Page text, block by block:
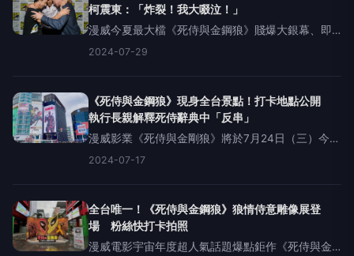
柯震東：「炸裂！我大啜泣！」
漫威今夏最大檔《死侍與金鋼狼》賤爆大銀幕、即
使台灣上映當天便碰上強颱來襲、許多影院連續兩
（7/29）全台首周票房衝上1億218萬，穩坐冠軍寶
座；全美也一如預期以
2024-07-29
《死侍與金鋼狼》現身全台景點！打卡地點公開
執行長親解釋死侍辭典中「反串」
漫威影業《死侍與金剛狼》將於7月24日（三）今夏
最大檔搶先全美全台大銀幕不賤不散。死侍狼叔現
萬賤齊發的招牌用語，到了本集依然腥羶色葷素不
忌樣樣全來，勢在挑
2024-07-17
全台唯一！《死侍與金鋼狼》狼情侍意雕像展登
場 粉絲快打卡拍照
漫威電影宇宙年度超人氣話題爆點鉅作《死侍與金